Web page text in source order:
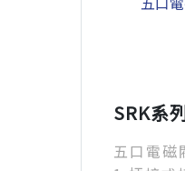
SRK系
五口電磁